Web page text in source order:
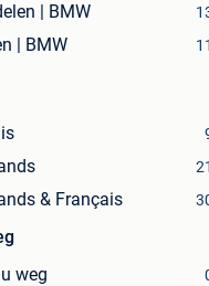
| BMW
| BMW 11
21
& Français
weg